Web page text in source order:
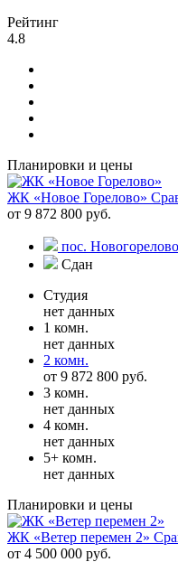
Рейтинг
4.8
Планировки и цены
ЖК «Новое Горелово»
от 9 872 800 руб.
пос. Новогорелово
Сдан
Студия
нет данных
1 комн.
нет данных
2 комн.
от 9 872 800 руб.
3 комн.
нет данных
4 комн.
нет данных
5+ комн.
нет данных
Планировки и цены
ЖК «Ветер перемен 2»
от 4 500 000 руб.